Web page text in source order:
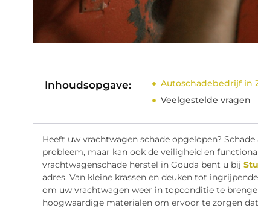
Inhoudsopgave:
Autoschadebedrijf in
Veelgestelde vragen
Heeft uw vrachtwagen schade opgelopen?
probleem, maar kan ook de veiligheid en
vrachtwagenschade herstel in Gouda bent u bij
adres. Van kleine krassen en deuken tot
om uw vrachtwagen weer in topconditie te
hoogwaardige materialen om ervoor te zorgen